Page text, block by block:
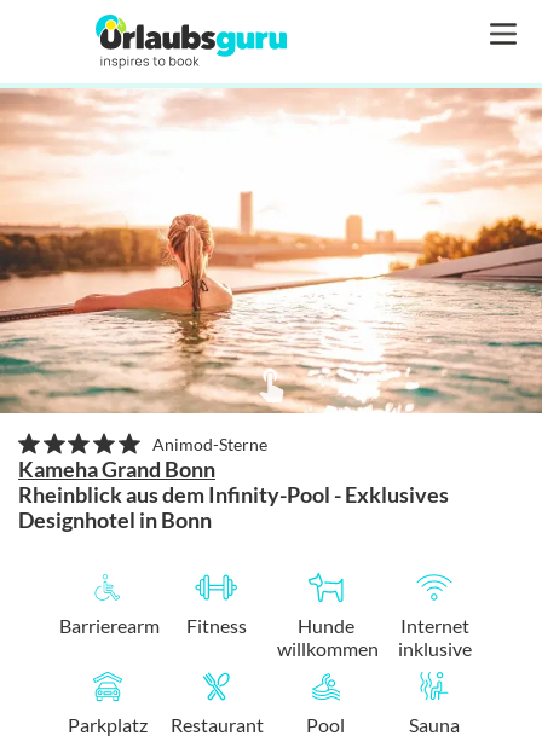
Animod-Sterne
Kameha Grand Bonn
Rheinblick aus dem Infinity-Pool - Exklusives
Designhotel in Bonn
Barrierearm Fitness
Hunde
willkommen
Internet
inklusive
Parkplatz Restaurant Pool Sauna